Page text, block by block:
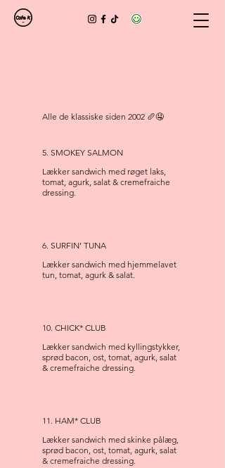
Alle de klassiske siden 2002 🥖🤤
5. SMOKEY SALMON
Lækker sandwich med røget laks,
tomat, agurk, salat & cremefraiche
dressing.
6. SURFIN’ TUNA
Lækker sandwich med hjemmelavet
tun, tomat, agurk & salat.
10. CHICK* CLUB
Lækker sandwich med kyllingstykker,
sprød bacon, ost, tomat, agurk, salat
& cremefraiche dressing.
11. HAM* CLUB
Lækker sandwich med skinke pålæg,
sprød bacon, ost, tomat, agurk, salat
& cremefraiche dressing.